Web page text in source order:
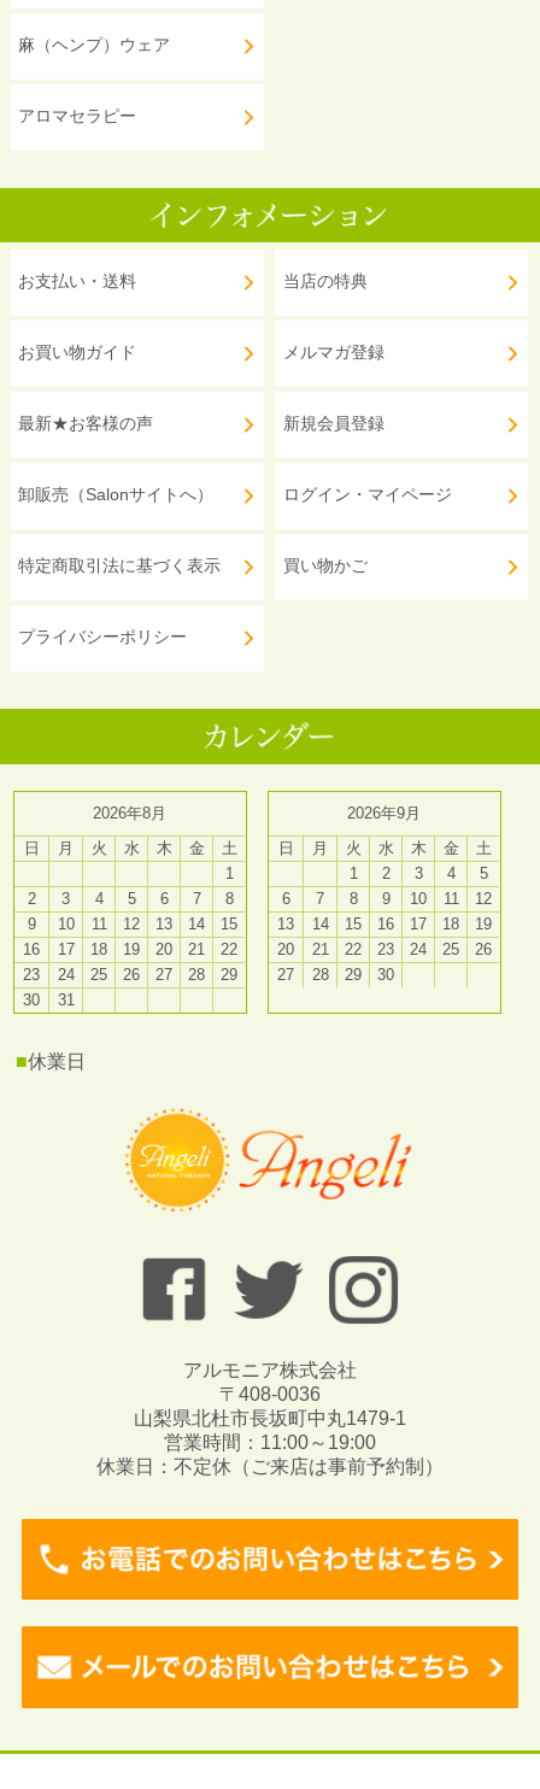
麻（ヘンプ）ウェア
アロマセラピー
お支払い・送料
お買い物ガイド
最新★お客様の声
卸販売（Salonサイトへ）
特定商取引法に基づく表示
プライバシーポリシー
当店の特典
メルマガ登録
新規会員登録
ログイン・マイページ
買い物かご
2026年8月
日
月 火 水 木 金
土
1
2
3 4 5 6 7
8
9
10 11 12 13 14
15
16
17 18 19 20 21
22
23
24 25 26 27 28
29
30
31
2026年9月
日
月 火 水 木 金
土
1
2 3 4
5
6
7 8 9 10 11
12
13
14 15 16 17 18
19
20
21 22 23 24 25
26
27
28 29 30
■休業日
アルモニア株式会社
〒408-0036
山梨県北杜市長坂町中丸1479-1
営業時間：11:00～19:00
休業日：不定休（ご来店は事前予約制）